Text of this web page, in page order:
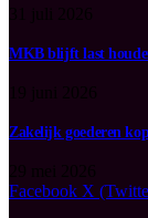
MKB blijft last
Zakelijk goederen
Facebook X